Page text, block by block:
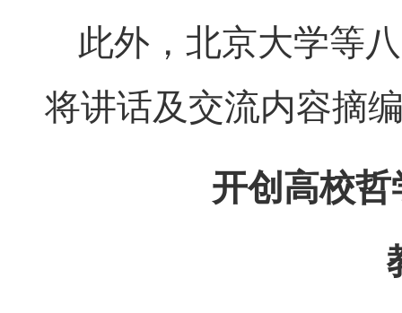
此外，北京大学等
将讲话及交流内容摘
开创高校